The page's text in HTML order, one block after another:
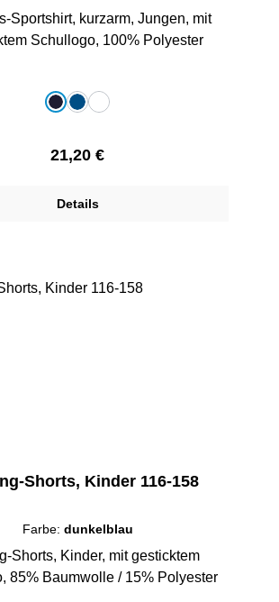
Sportshirt, kurzarm, Jungen, mit
Schullogo, 100% Polyester
marineroyalblau
weiß
Regulärer Preis:
21,20 €
Details
Shorts, Kinder 116-158
Farbe: dunkelblau
Shorts, Kinder, mit gesticktem
85% Baumwolle / 15% Polyester